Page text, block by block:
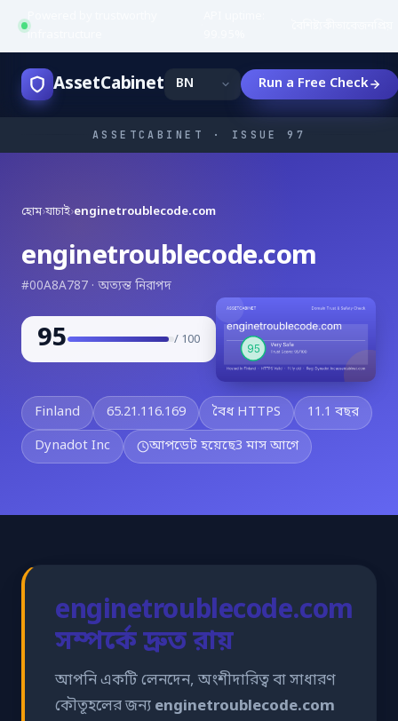
Powered by trustworthy
infrastructure
AssetCabinet Run a Free Check
ASSETCABINET · ISSUE 97
হোম›যাচাই›enginetroublecode.com
enginetroublecode.com
#00A8A787 · অত্যন্ত নিরাপদ
95 / 100
Finland 65.21.116.169 বৈধ HTTPS
11.1 বছর
Dynadot Inc
আপডেট হয়েছে3 মাস আগে
enginetroublecode.com
সম্পর্কে দ্রুত রায়
আপনি একটি লেনদেন, অংশীদারিত্ব বা সাধারণ
কৌতূহলের জন্য enginetroublecode.com